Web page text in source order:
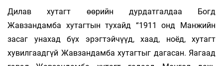
Дилав хутагт өөрийн дурдатгалдаа Богд
Жавзандамба хутагтын тухайд “1911 онд Манжийн
засаг унахад бүх эрэгтэйчүүд, хаад, ноёд, хутагт
хувилгаадгүй Жавзандамба хутагтыг дагасан. Яагаад